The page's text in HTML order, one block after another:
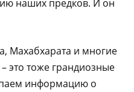
наших предков. И он
Махабхарата и многие
это тоже грандиозные
информацию о